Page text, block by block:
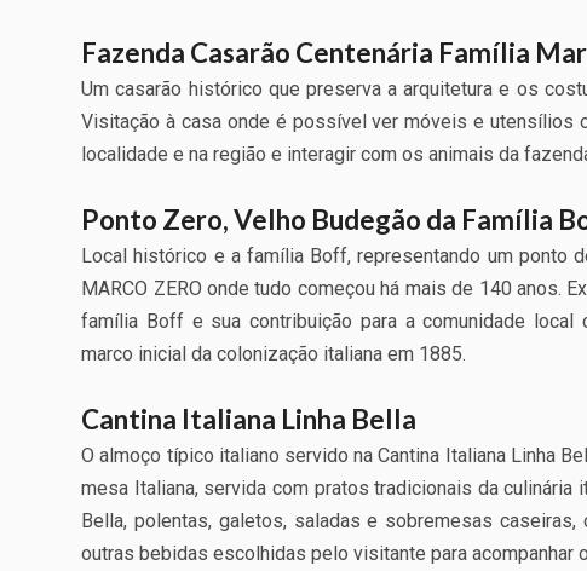
Fazenda Casarão Centenária Família
Um casarão histórico que preserva a arquitetura e os
Visitação à casa onde é possível ver móveis e
localidade e na região e interagir com os animais da
Ponto Zero, Velho Budegão da Família
Local histórico e a família Boff, representando um ponto
MARCO ZERO onde tudo começou há mais de 140 anos.
família Boff e sua contribuição para a comunidade
marco inicial da colonização italiana em 1885.
Cantina Italiana Linha Bella
O almoço típico italiano servido na Cantina Italiana Linha
mesa Italiana, servida com pratos tradicionais da culinária
Bella, polentas, galetos, saladas e sobremesas
outras bebidas escolhidas pelo visitante para acompanhar